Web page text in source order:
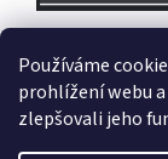
Používáme
prohlížení webu
zlepšovali jeho